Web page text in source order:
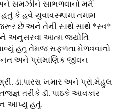
સમઝીને સાભળવાનો મર્મ
કે હવે યુવાવસ્થામા તમામ
જરૂર છે અને તેની સાથે સાથે *સ્વ*
અનુસરવા આત્મ જ્યોતિ
હતુ તેમજ સફળતા મેળવવાનો
અને પ્રામાણિક જીવન
ડૉ.પારસ ખમાર અને પ્રો.મેહુલ
તરીકે ડૉ. પાઠકે આવકાર
આપ્યુ હતું.